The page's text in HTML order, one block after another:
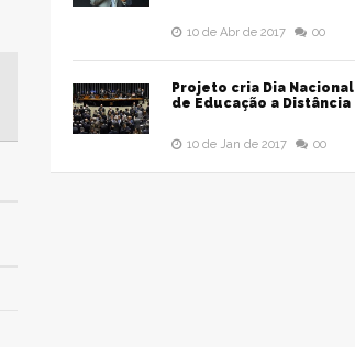
10 de Abr de 2017 00
Projeto cria Dia Nacional
de Educação a Distância
10 de Jan de 2017 00